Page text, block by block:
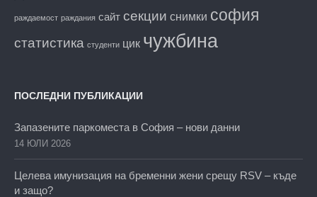
раждаемост раждания сайт секции снимки софия
статистика студенти цик чужбина
ПОСЛЕДНИ ПУБЛИКАЦИИ
Запазените паркоместа в София – нови данни
14 ЮЛИ 2026
Целева имунизация на бременни жени срещу RSV – къде
и защо?